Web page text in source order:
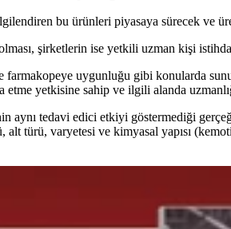
bu ürünleri piyasaya sürecek ve
şirketlerin ise yetkili uzman kişi
uygunluğu gibi konularda
yetkisine sahip ve ilgili alanda
aynı tedavi edici etkiyi göstermediği
alt türü, varyetesi ve kimyasal yapısı